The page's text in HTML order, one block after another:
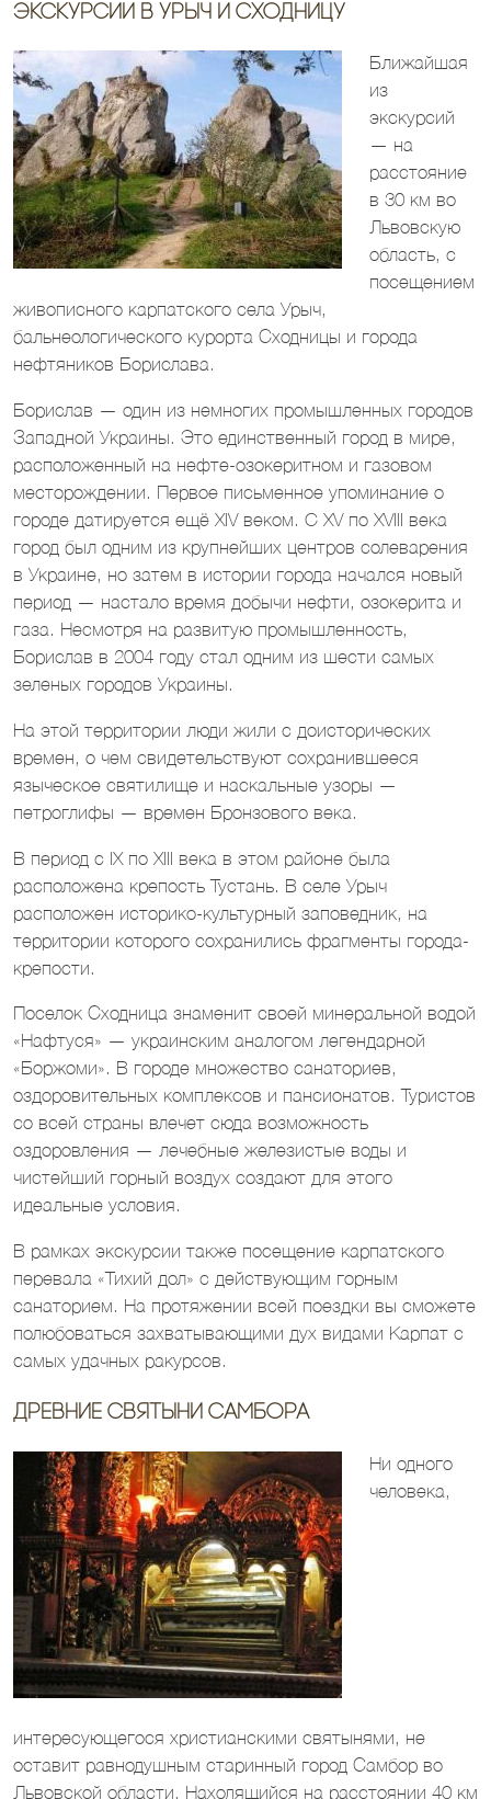
Экскурсии в Урыч и Сходницу
Ближайшая
из
экскурсий
— на
расстояние
в 30 км во
Львовскую
область, с
посещением
живописного карпатского села Урыч,
бальнеологического курорта Сходницы и города
нефтяников Борислава.
Борислав — один из немногих промышленных городов
Западной Украины. Это единственный город в мире,
расположенный на нефте-озокеритном и газовом
месторождении. Первое письменное упоминание о
городе датируется ещё XIV веком. C XV по XVIII века
город был одним из крупнейших центров солеварения
в Украине, но затем в истории города начался новый
период — настало время добычи нефти, озокерита и
газа. Несмотря на развитую промышленность,
Борислав в 2004 году стал одним из шести самых
зеленых городов Украины.
На этой территории люди жили с доисторических
времен, о чем свидетельствуют сохранившееся
языческое святилище и наскальные узоры —
петроглифы — времен Бронзового века.
В период с IX по XIII века в этом районе была
расположена крепость Тустань. В селе Урыч
расположен историко-культурный заповедник, на
территории которого сохранились фрагменты города-
крепости.
Поселок Сходница знаменит своей минеральной водой
«Нафтуся» — украинским аналогом легендарной
«Боржоми». В городе множество санаториев,
оздоровительных комплексов и пансионатов. Туристов
со всей страны влечет сюда возможность
оздоровления — лечебные железистые воды и
чистейший горный воздух создают для этого
идеальные условия.
В рамках экскурсии также посещение карпатского
перевала «Тихий дол» с действующим горным
санаторием. На протяжении всей поездки вы сможете
полюбоваться захватывающими дух видами Карпат с
самых удачных ракурсов.
Древние святыни Самбора
Ни одного
человека,
интересующегося христианскими святынями, не
оставит равнодушным старинный город Самбор во
Львовской области. Находящийся на расстоянии 40 км